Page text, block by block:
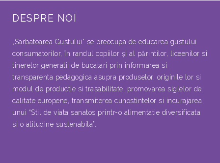
DESPRE NOI
„Sarbatoarea Gustului” se preocupa de educarea gustului
consumatorilor, în randul copiilor şi al părintilor, liceenilor si
tinerelor generatii de bucatari prin informarea si
transparenta pedagogica asupra produselor, originile lor si
modul de productie si trasabilitate, promovarea siglelor de
calitate europene, transmiterea cunostintelor si incurajarea
unui “Stil de viata sanatos printr-o alimentatie diversificata
si o atitudine sustenabila”.